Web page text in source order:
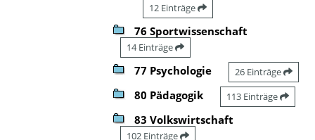
12 Einträge
76 Sportwissenschaft
14 Einträge
77 Psychologie 26 Einträge
80 Pädagogik 113 Einträge
83 Volkswirtschaft
102 Einträge